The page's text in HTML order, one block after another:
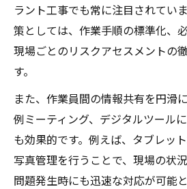
ラント工事でも常に注目されてい
策としては、作業手順の標準化、
現場ごとのリスクアセスメントの
す。
また、作業員間の情報共有を円滑
例ミーティング、デジタルツール
も効果的です。例えば、タブレッ
写真管理を行うことで、現場の状
問題発生時にも迅速な対応が可能と